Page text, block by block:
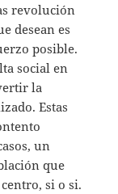
revolución
desean es
posible.
social en
la
Estas
un
que
si o si.